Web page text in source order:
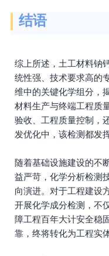
结语
综上所述，土工材料钠
统性强、技术要求高的
维中的关键化学组分，
材料生产与终端工程质
验收、工程质量控制，
发优化中，该检测都发
随着基础设施建设的不
益严苛，化学分析检测
向演进。对于工程建设
开展化学成分检测，不
障工程百年大计安全稳
靠，终将转化为工程实